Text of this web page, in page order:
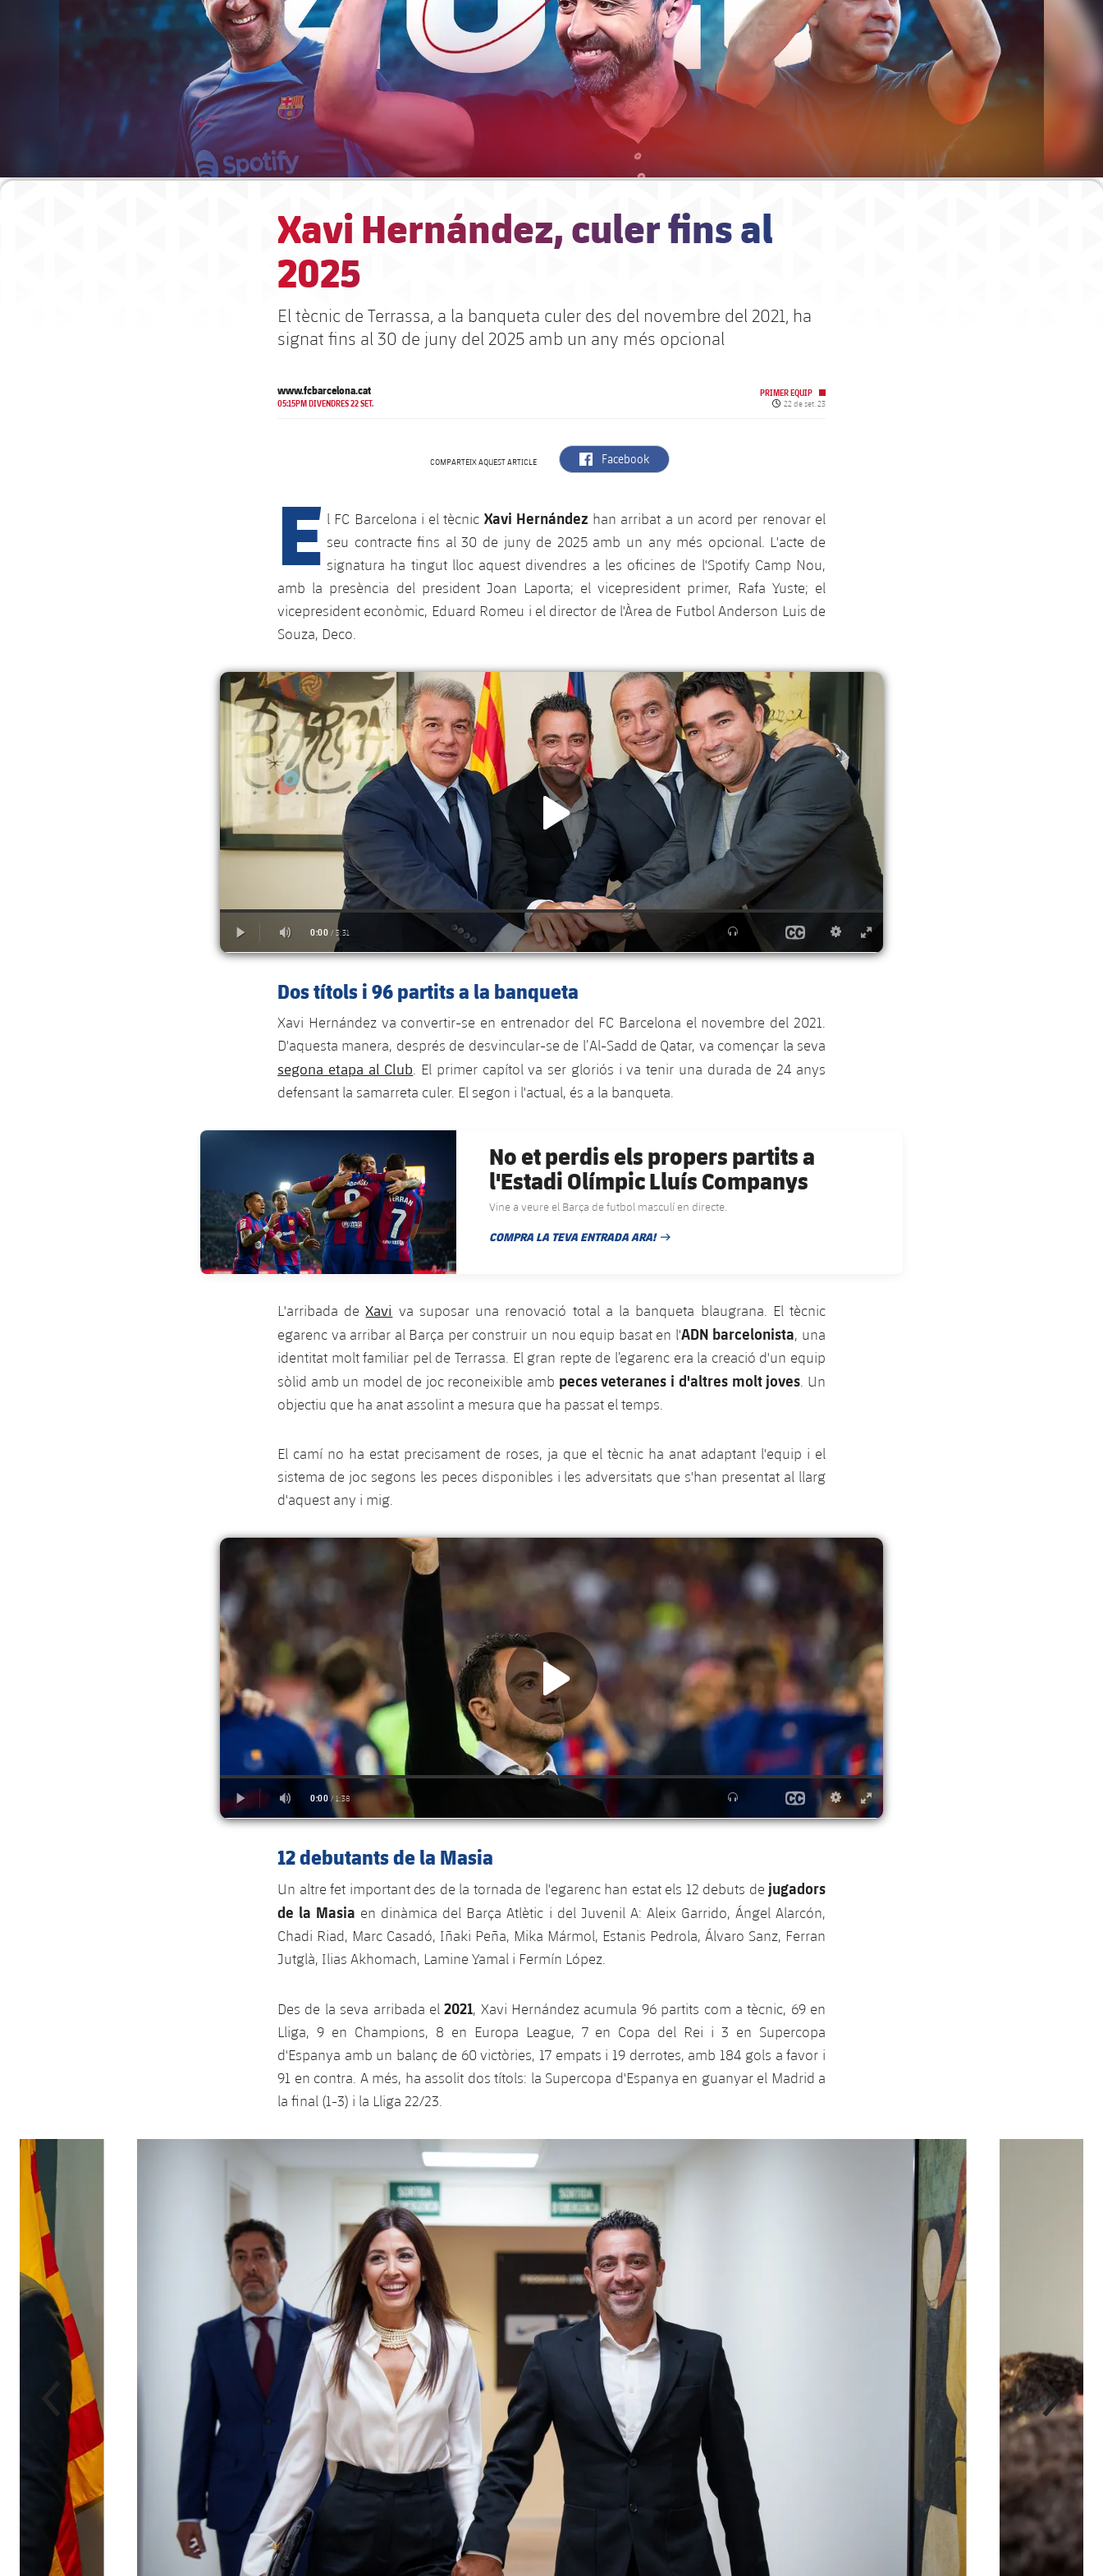
Xavi Hernández, culer fins al
2025
El tècnic de Terrassa, a la banqueta culer des del novembre del 2021, ha
signat fins al 30 de juny del 2025 amb un any més opcional
www.fcbarcelona.cat
05:15PM DIVENDRES 22 SET.
PRIMER EQUIP
Data de publicació
22 de set. 23
COMPARTEIX AQUEST ARTICLE label.aria.facebook
Facebook
E l FC Barcelona i el tècnic Xavi Hernández han arribat a un acord per renovar el
seu contracte fins al 30 de juny de 2025 amb un any més opcional. L'acte de
signatura ha tingut lloc aquest divendres a les oficines de l'Spotify Camp Nou,
amb la presència del president Joan Laporta; el vicepresident primer, Rafa Yuste; el
vicepresident econòmic, Eduard Romeu i el director de l'Àrea de Futbol Anderson Luis de
Souza, Deco.
Dos títols i 96 partits a la banqueta
Xavi Hernández va convertir-se en entrenador del FC Barcelona el novembre del 2021.
D'aquesta manera, després de desvincular-se de l’Al-Sadd de Qatar, va començar la seva
segona etapa al Club . El primer capítol va ser gloriós i va tenir una durada de 24 anys
defensant la samarreta culer. El segon i l'actual, és a la banqueta.
FC Barcelona club badge
No et perdis els propers partits a
l'Estadi Olímpic Lluís Companys
Vine a veure el Barça de futbol masculí en directe.
COMPRA LA TEVA ENTRADA ARA!
DATA DE PUBLICACIÓ
L'arribada deXavi va suposar una renovació total a la banqueta blaugrana. El tècnic
egarenc va arribar al Barça per construir un nou equip basat en l'ADN barcelonista, una
identitat molt familiar pel de Terrassa. El gran repte de l’egarenc era la creació d'un equip
sòlid amb un model de joc reconeixible amb peces veteranes i d'altres molt joves. Un
objectiu que ha anat assolint a mesura que ha passat el temps.
El camí no ha estat precisament de roses, ja que el tècnic ha anat adaptant l'equip i el
sistema de joc segons les peces disponibles i les adversitats que s'han presentat al llarg
d'aquest any i mig.
12 debutants de la Masia
Un altre fet important des de la tornada de l'egarenc han estat els 12 debuts de jugadors
de la Masia en dinàmica del Barça Atlètic i del Juvenil A: Aleix Garrido, Ángel Alarcón,
Chadi Riad, Marc Casadó, Iñaki Peña, Mika Mármol, Estanis Pedrola, Álvaro Sanz, Ferran
Jutglà, Ilias Akhomach, Lamine Yamal i Fermín López.
Des de la seva arribada el2021, Xavi Hernández acumula 96 partits com a tècnic, 69 en
Lliga, 9 en Champions, 8 en Europa League, 7 en Copa del Rei i 3 en Supercopa
d'Espanya amb un balanç de 60 victòries, 17 empats i 19 derrotes, amb 184 gols a favor i
91 en contra. A més, ha assolit dos títols: la Supercopa d'Espanya en guanyar el Madrid a
la final (1-3) i la Lliga 22/23.
Anterior
label.aria.chevronleft